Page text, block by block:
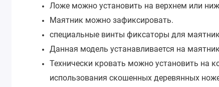
Ложе можно установить на верхнем или
Маятник можно зафиксировать.
специальные винты фиксаторы для
Данная модель устанавливается на
Технически кровать можно установить на
использования скошенных деревянных